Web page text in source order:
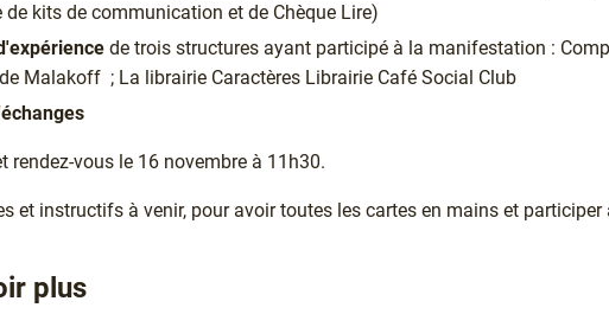
kits de communication et de Chèque Lire)
de trois structures ayant participé à la manifestation :
Malakoff ; La librairie Caractères Librairie Café Social Club
rendez-vous le 16 novembre à 11h30.
et instructifs à venir, pour avoir toutes les cartes en mains et participer
plus